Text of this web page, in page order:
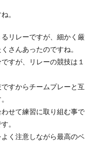
。
リレーですが、細かく厳
さんあったのですね。
すが、リレーの競技は１
すからチームプレーと互
せて練習に取り組む事で
。
く注意しながら最高のベ